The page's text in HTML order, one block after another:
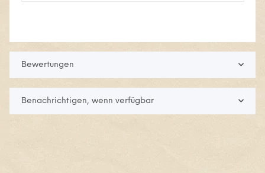
Bewertungen
Benachrichtigen, wenn verfügbar